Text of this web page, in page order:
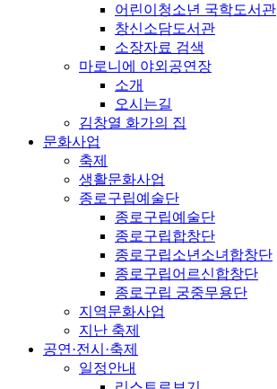
어린이청소년 국학도서관
창신소담도서관
소장자료 검색
마로니에 야외공연장
소개
오시는길
김창열 화가의 집
문화사업
축제
생활문화사업
종로구립예술단
종로구립예술단
종로구립합창단
종로구립소년소녀합창단
종로구립어르신합창단
종로구립 궁중무용단
지역문화사업
지난 축제
공연·전시·축제
일정안내